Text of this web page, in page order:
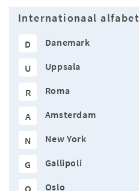
Internationaal alfabet
D Danemark
U Uppsala
R Roma
A Amsterdam
N New York
G Gallipoli
Oslo